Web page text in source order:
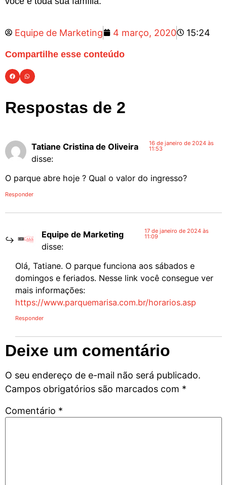
Equipe de Marketing 4 março, 2020 15:24
Compartilhe esse conteúdo
Respostas de 2
Tatiane Cristina de Oliveira
disse:
16 de janeiro de 2024 às
11:53
O parque abre hoje ? Qual o valor do ingresso?
Responder
Equipe de Marketing
disse:
17 de janeiro de 2024 às
11:09
Olá, Tatiane. O parque funciona aos sábados e
domingos e feriados. Nesse link você consegue ver
mais informações:
https://www.parquemarisa.com.br/horarios.asp
Responder
Deixe um comentário
O seu endereço de e-mail não será publicado.
Campos obrigatórios são marcados com *
Comentário *